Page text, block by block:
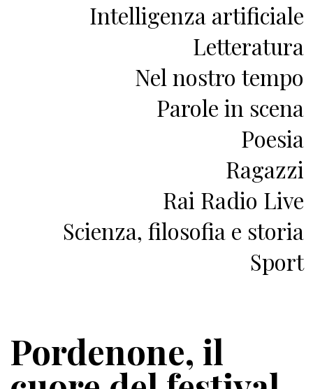
Intelligenza artificiale
Letteratura
Nel nostro tempo
Parole in scena
Poesia
Ragazzi
Rai Radio Live
Scienza, filosofia e storia
Sport
Pordenone, il